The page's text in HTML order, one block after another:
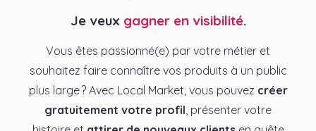
Je veux gagner en visibilité.
Vous êtes passionné(e) par votre métier et
souhaitez faire connaître vos produits à un public
plus large ? Avec Local Market, vous pouvez créer
gratuitement votre profil , présenter votre